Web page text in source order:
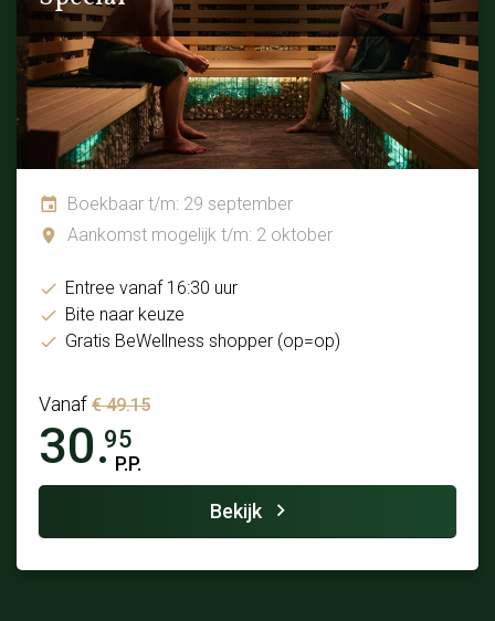
Boekbaar t/m: 29 september
Aankomst mogelijk t/m: 2 oktober
Entree vanaf 16:30 uur
Bite naar keuze
Gratis BeWellness shopper (op=op)
Vanaf € 49.15
30.95
P.P.
Bekijk